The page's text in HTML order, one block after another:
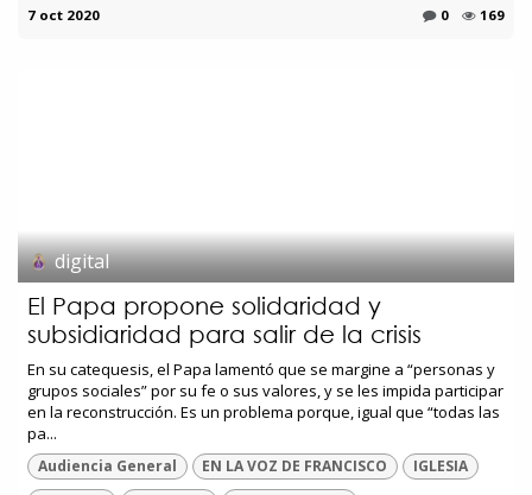
7 oct 2020 0 169
digital
El Papa propone solidaridad y
subsidiaridad para salir de la crisis
En su catequesis, el Papa lamentó que se margine a “personas y
grupos sociales” por su fe o sus valores, y se les impida participar
en la reconstrucción. Es un problema porque, igual que “todas las
pa...
Audiencia General EN LA VOZ DE FRANCISCO
IGLESIA